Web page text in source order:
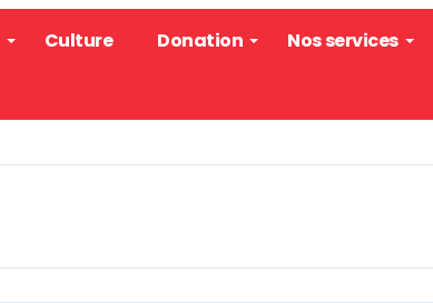
Culture Donation Nos services